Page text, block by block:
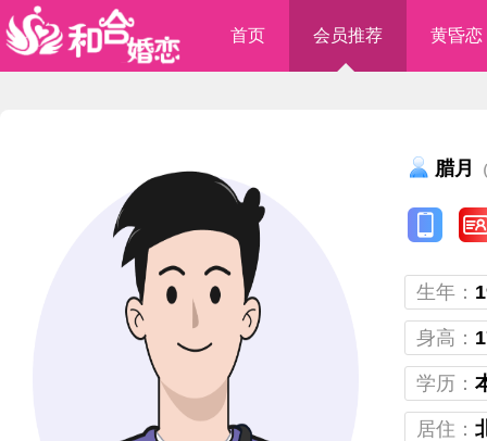
首页 会员推荐 黄昏恋
腊月
生年：
身高：
学历：
居住：